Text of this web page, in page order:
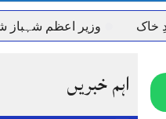
وزیر اعظم شہباز
اہم خبریں